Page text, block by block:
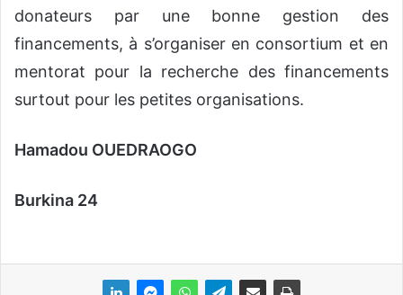
donateurs par une bonne gestion des
financements, à s’organiser en consortium et en
mentorat pour la recherche des financements
surtout pour les petites organisations.
Hamadou OUEDRAOGO
Burkina 24